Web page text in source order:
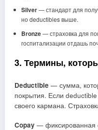
Silver— стандарт для
но deductibles выше.
Bronze— страховка для
госпитализации отдашь
3. Термины,
Deductible — сумма,
покрытия. Если
своего кармана.
Copay — фиксированная